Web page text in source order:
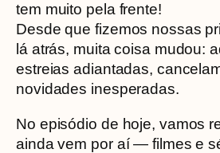
tem muito pela frente!
Desde que fizemos nossas
lá atrás, muita coisa mudou:
estreias adiantadas,
novidades inesperadas.
No episódio de hoje, vamos
ainda vem por aí — filmes e